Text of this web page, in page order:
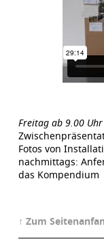
Freitag ab 9.00 Uhr
Fotos von
nachmittags:
das Kompendium
↑ Zum